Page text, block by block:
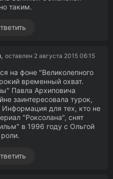
таким.
, оставлен 2 августа 2015 06:15
на фоне "Великолепного
временный охват.
Павла Архиповича
заинтересовала турок,
Информация для тех, кто не
"Роксолана", снят
в 1996 году с Ольгой